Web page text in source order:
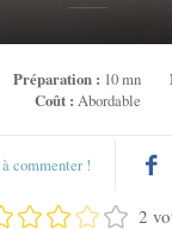
Préparation : 10 mn
Coût : Abordable
commenter !
2